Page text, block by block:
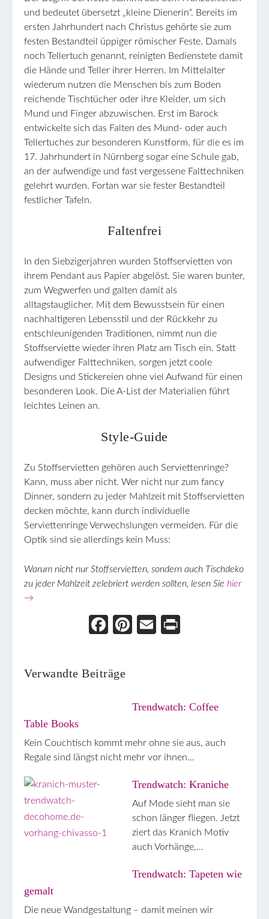
und bedeutet übersetzt „kleine Dienerin“. Bereits im
ersten Jahrhundert nach Christus gehörte sie zum
festen Bestandteil üppiger römischer Feste. Damals
noch Tellertuch genannt, reinigten Bedienstete damit
die Hände und Teller ihrer Herren. Im Mittelalter
wiederum nutzen die Menschen bis zum Boden
reichende Tischtücher oder ihre Kleider, um sich
Mund und Finger abzuwischen. Erst im Barock
entwickelte sich das Falten des Mund- oder auch
Tellertuches zur besonderen Kunstform, für die es im
17. Jahrhundert in Nürnberg sogar eine Schule gab,
an der aufwendige und fast vergessene Falttechniken
gelehrt wurden. Fortan war sie fester Bestandteil
festlicher Tafeln.
Faltenfrei
In den Siebzigerjahren wurden Stoffservietten von
ihrem Pendant aus Papier abgelöst. Sie waren bunter,
zum Wegwerfen und galten damit als
alltagstauglicher. Mit dem Bewusstsein für einen
nachhaltigeren Lebensstil und der Rückkehr zu
entschleunigenden Traditionen, nimmt nun die
Stoffserviette wieder ihren Platz am Tisch ein. Statt
aufwendiger Falttechniken, sorgen jetzt coole
Designs und Stickereien ohne viel Aufwand für einen
besonderen Look. Die A-List der Materialien führt
leichtes Leinen an.
Style-Guide
Zu Stoffservietten gehören auch Serviettenringe?
Kann, muss aber nicht. Wer nicht nur zum fancy
Dinner, sondern zu jeder Mahlzeit mit Stoffservietten
decken möchte, kann durch individuelle
Serviettenringe Verwechslungen vermeiden. Für die
Optik sind sie allerdings kein Muss:
Warum nicht nur Stoffservietten, sondern auch Tischdeko
zu jeder Mahlzeit zelebriert werden sollten, lesen Sie hier
→
Face
Pint
Ema
Verwandte Beiträge
Trendwatch: Coffee
Table Books
Kein Couchtisch kommt mehr ohne sie aus, auch
Regale sind längst nicht mehr vor ihnen…
Trendwatch: Kraniche
Auf Mode sieht man sie
schon länger fliegen. Jetzt
ziert das Kranich Motiv
auch Vorhänge,…
Trendwatch: Tapeten wie
gemalt
Die neue Wandgestaltung – damit meinen wir